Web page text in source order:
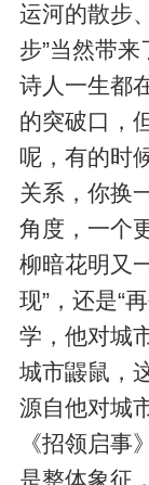
运河的散步
步”当然带来
诗人一生都
的突破口，
呢，有的时
关系，你换
角度，一个
柳暗花明又
现”，还是“
学，他对城
城市鼹鼠，
源自他对城
《招领启事
是整体象征